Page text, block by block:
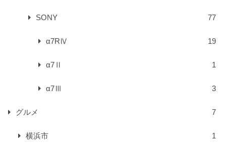
SONY 77
α7RⅣ 19
α7Ⅱ 1
α7Ⅲ 3
グルメ 7
横浜市 1